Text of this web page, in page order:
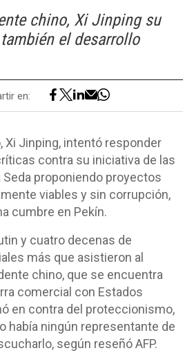
chino, Xi Jinping su
el desarrollo
en:
Xi Jinping, intentó responder
contra su iniciativa de las
Seda proponiendo proyectos
viables y sin corrupción,
cumbre en Pekín.
y cuatro decenas de
más que asistieron al
chino, que se encuentra
comercial con Estados
en contra del proteccionismo,
había ningún representante de
según reseñó AFP.